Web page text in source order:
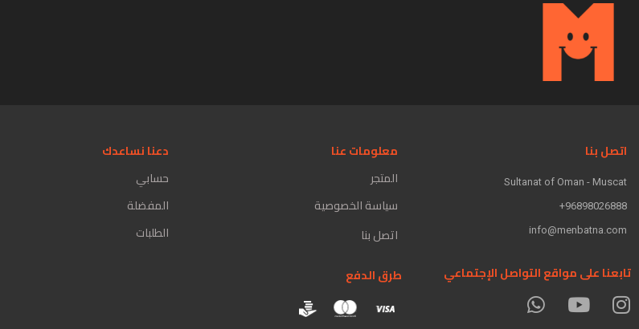
اتصل بنا
Sultanat of Oman - Muscat
96898026888+
info@menbatna.com
معلومات عنا
المتجر
سياسة الخصوصية
اتصل بنا
دعنا نساعدك
حسابي
المفضلة
الطلبات
تابعنا على مواقع التواصل الإجتماعي
طرق الدفع